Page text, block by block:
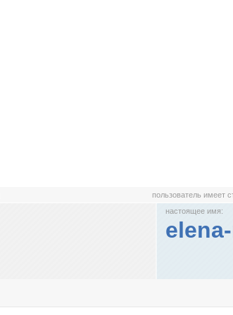
пользователь имеет
настоящее имя: